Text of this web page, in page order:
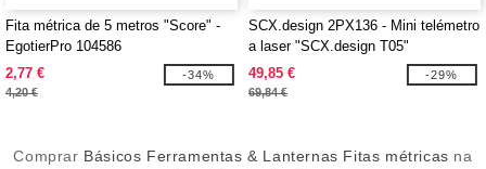
Fita métrica de 5 metros "Score" -
EgotierPro 104586
2,77 €
4,20 €
-34%
SCX.design 2PX136 - Mini telémetro
a laser "SCX.design T05"
49,85 €
69,84 €
-29%
Comprar Básicos Ferramentas & Lanternas Fitas métricas na